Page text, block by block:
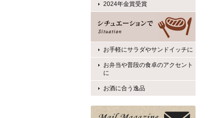
2024年金賞受賞
お手軽にサラダやサンドイッチに
お弁当や普段の食卓のアクセント
に
お酒に合う逸品